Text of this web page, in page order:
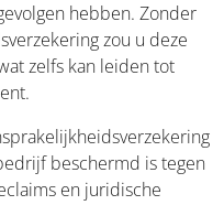
hebben. Zonder
zou u deze
zelfs kan leiden tot
beschermd is tegen
en juridische